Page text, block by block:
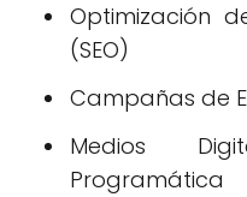
Optimización
(SEO)
Campañas de
Medios
Programática